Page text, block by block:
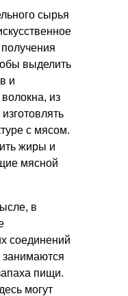
сырья
выделить
и
из
с мясом.
жиры и
мясной
в
соединений
занимаются
пищи.
могут